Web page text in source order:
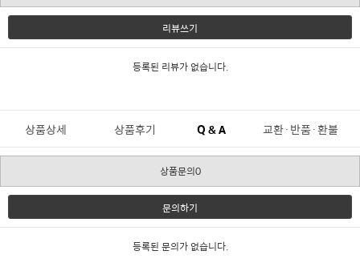
리뷰쓰기
등록된 리뷰가 없습니다.
상품상세 상품후기 Q & A 교환·반품·환불
상품문의0
문의하기
등록된 문의가 없습니다.